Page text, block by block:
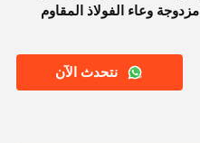
رش مزدوجة وعاء الفولاذ المقاوم
نتحدث الآن